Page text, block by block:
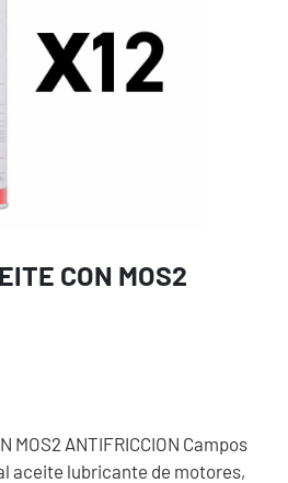
CON MOS2
MOS2 ANTIFRICCION Campos
aceite lubricante de motores,